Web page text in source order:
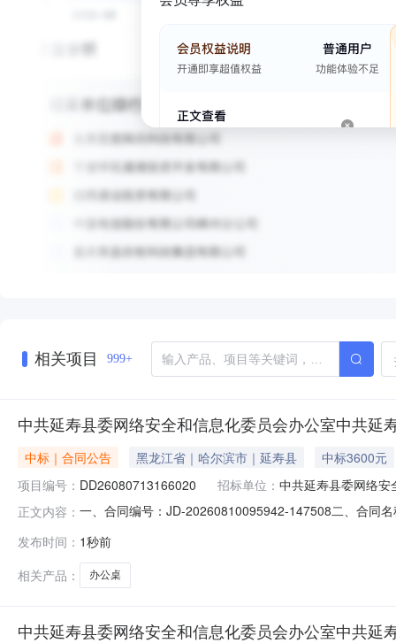
相关项目 999+
中共延寿县委网络安全和信息化委员会办公室中共
中标｜合同公告 黑龙江省｜哈尔滨市｜延寿县
中标3600元
项目编号： DD26080713166020 招标单位： 中共延寿县委网络安
正文内容： 一、合同编号：JD-20260810095942-147508二、合同
联系方式：15843118533供应商(乙方)：延寿县志恒电
发布时间： 1秒前
相关产品：
办公桌
中共延寿县委网络安全和信息化委员会办公室中共